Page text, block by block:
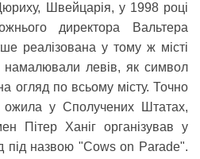
Швейцарія, у 1998 році
директора Вальтера
реалізована у тому ж місті
намалювали левів, як символ
огляд по всьому місту. Точно
ожила у Сполучених Штатах,
Пітер Ханіг організував у
під назвою "Cows on Parade".